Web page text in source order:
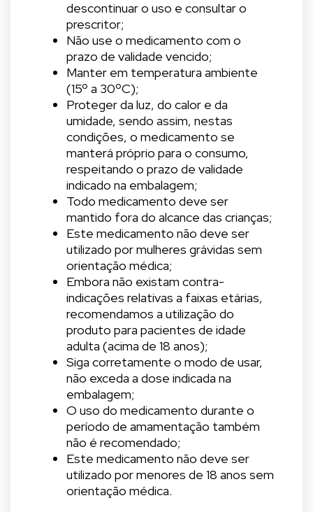
descontinuar o uso e consultar o
prescritor;
Não use o medicamento com o
prazo de validade vencido;
Manter em temperatura ambiente
(15º a 30ºC);
Proteger da luz, do calor e da
umidade, sendo assim, nestas
condições, o medicamento se
manterá próprio para o consumo,
respeitando o prazo de validade
indicado na embalagem;
Todo medicamento deve ser
mantido fora do alcance das crianças;
Este medicamento não deve ser
utilizado por mulheres grávidas sem
orientação médica;
Embora não existam contra-
indicações relativas a faixas etárias,
recomendamos a utilização do
produto para pacientes de idade
adulta (acima de 18 anos);
Siga corretamente o modo de usar,
não exceda a dose indicada na
embalagem;
O uso do medicamento durante o
período de amamentação também
não é recomendado;
Este medicamento não deve ser
utilizado por menores de 18 anos sem
orientação médica.